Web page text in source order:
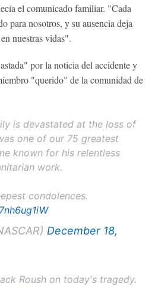
el comunicado familiar. "Cada
para nosotros, y su ausencia deja
nuestras vidas".
por la noticia del accidente y
"querido" de la comunidad de
is devastated at the loss of
one of our 75 greatest
known for his relentless
work.
condolences.
December 18,
Roush on today's tragedy.